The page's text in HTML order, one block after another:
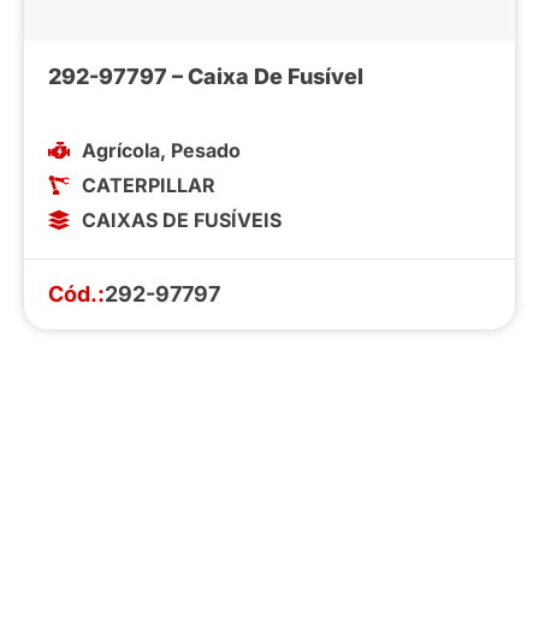
292-97797 – Caixa De Fusível
Agrícola, Pesado
CATERPILLAR
CAIXAS DE FUSÍVEIS
Cód.:292-97797